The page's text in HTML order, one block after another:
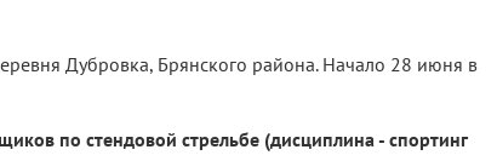
Дубровка, Брянского района. Начало 28 июня в
по стендовой стрельбе (дисциплина - спортинг